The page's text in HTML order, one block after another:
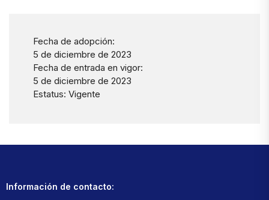
Fecha de adopción:
5 de diciembre de 2023
Fecha de entrada en vigor:
5 de diciembre de 2023
Estatus: Vigente
Información de contacto: